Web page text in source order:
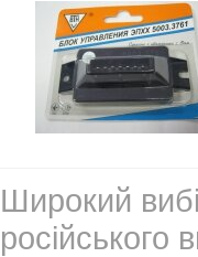
Широкий